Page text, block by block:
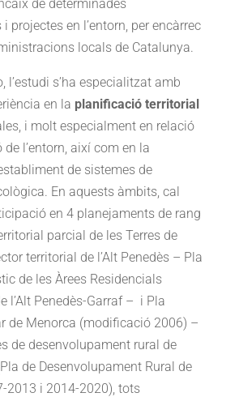
de determinades
projectes en l’entorn, per encàrrec
locals de Catalunya.
l’estudi s’ha especialitzat amb
en la planificació territorial
i molt especialment en relació
l’entorn, així com en la
de sistemes de
En aquests àmbits, cal
en 4 planejaments de rang
parcial de les Terres de
territorial de l’Alt Penedès – Pla
de les Àrees Residencials
l’Alt Penedès-Garraf – i Pla
de Menorca (modificació 2006) –
de desenvolupament rural de
de Desenvolupament Rural de
2013 i 2014-2020), tots